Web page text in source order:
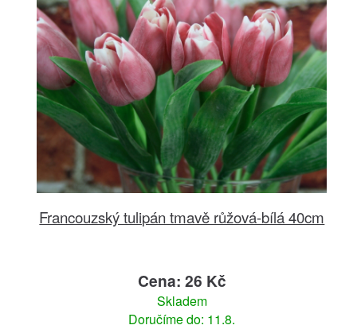
Francouzský tulipán tmavě růžová-bílá 40cm
Cena: 26 Kč
Skladem
Doručíme do: 11.8.